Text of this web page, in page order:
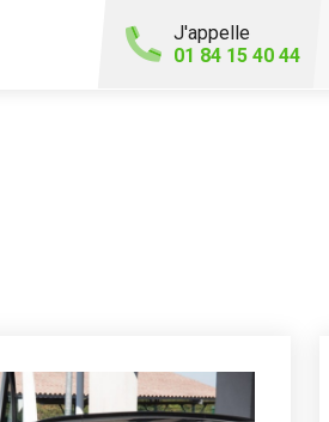
J'appelle
01 84 15 40 44